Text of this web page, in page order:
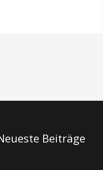
Beiträge